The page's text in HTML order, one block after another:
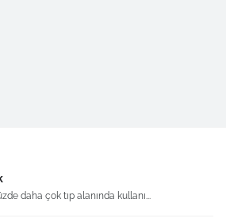
daha çok tıp alanında kullanı...